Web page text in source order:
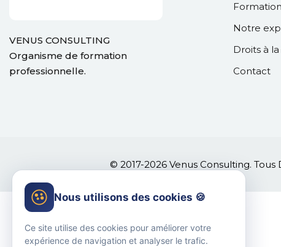
VENUS CONSULTING
Organisme de formation
professionnelle.
Notre
Droits à
Contact
© 2017-2026 Venus Consulting.
Nous utilisons des cookies 🍪
Ce site utilise des cookies pour améliorer votre
expérience de navigation et analyser le trafic.